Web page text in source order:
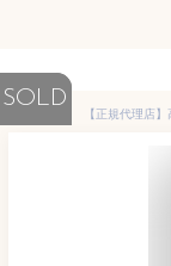
SOLD